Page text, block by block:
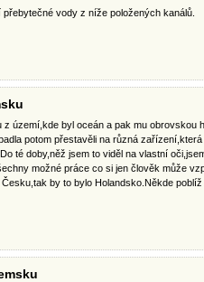
vody z níže položených kanálů.
z území,kde byl oceán a pak mu obrovskou
potom přestavěli na různá
té doby,něž jsem to viděl na vlastní
možné práce co si jen člověk může
by to bylo Holandsko.Někde